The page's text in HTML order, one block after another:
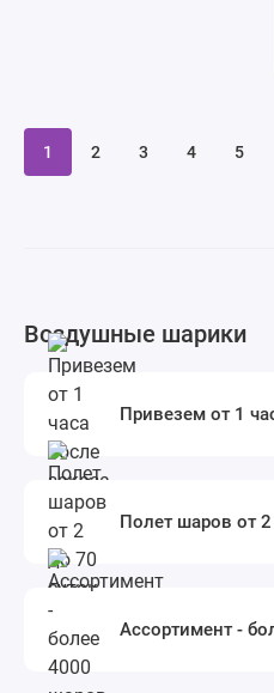
1 2 3 4 5
Воздушные шарики
Привезем от 1
Полет шаров от
Ассортимент -